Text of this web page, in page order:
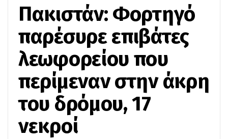
Πακιστάν: Φορτηγό
παρέσυρε επιβάτες
λεωφορείου που
περίμεναν στην άκρη
του δρόμου, 17
νεκροί